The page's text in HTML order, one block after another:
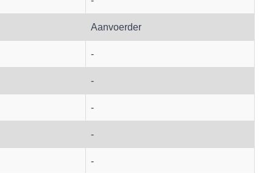
Aanvoerder
-
-
-
-
-